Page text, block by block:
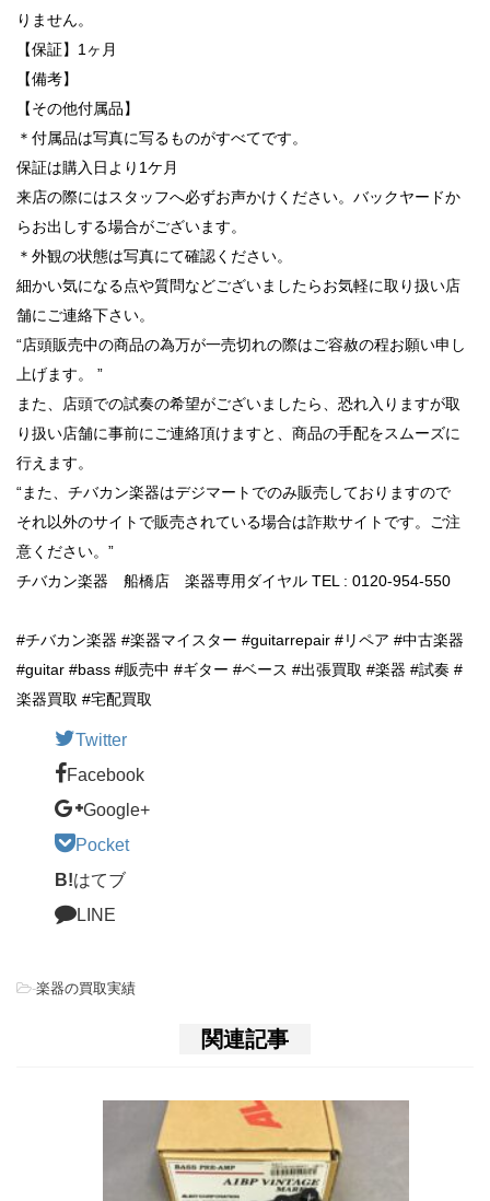
りません。
【保証】1ヶ月
【備考】
【その他付属品】
＊付属品は写真に写るものがすべてです。
保証は購入日より1ケ月
来店の際にはスタッフへ必ずお声かけください。バックヤードか
らお出しする場合がございます。
＊外観の状態は写真にて確認ください。
細かい気になる点や質問などございましたらお気軽に取り扱い店
舗にご連絡下さい。
“店頭販売中の商品の為万が一売切れの際はご容赦の程お願い申し
上げます。 ”
また、店頭での試奏の希望がございましたら、恐れ入りますが取
り扱い店舗に事前にご連絡頂けますと、商品の手配をスムーズに
行えます。
“また、チバカン楽器はデジマートでのみ販売しておりますので
それ以外のサイトで販売されている場合は詐欺サイトです。ご注
意ください。”
チバカン楽器 船橋店 楽器専用ダイヤル TEL : 0120-954-550
#チバカン楽器 #楽器マイスター #guitarrepair #リペア #中古楽器
#guitar #bass #販売中 #ギター #ベース #出張買取 #楽器 #試奏 #
楽器買取 #宅配買取
Twitter
Facebook
Google+
Pocket
B!はてブ
LINE
-楽器の買取実績
関連記事